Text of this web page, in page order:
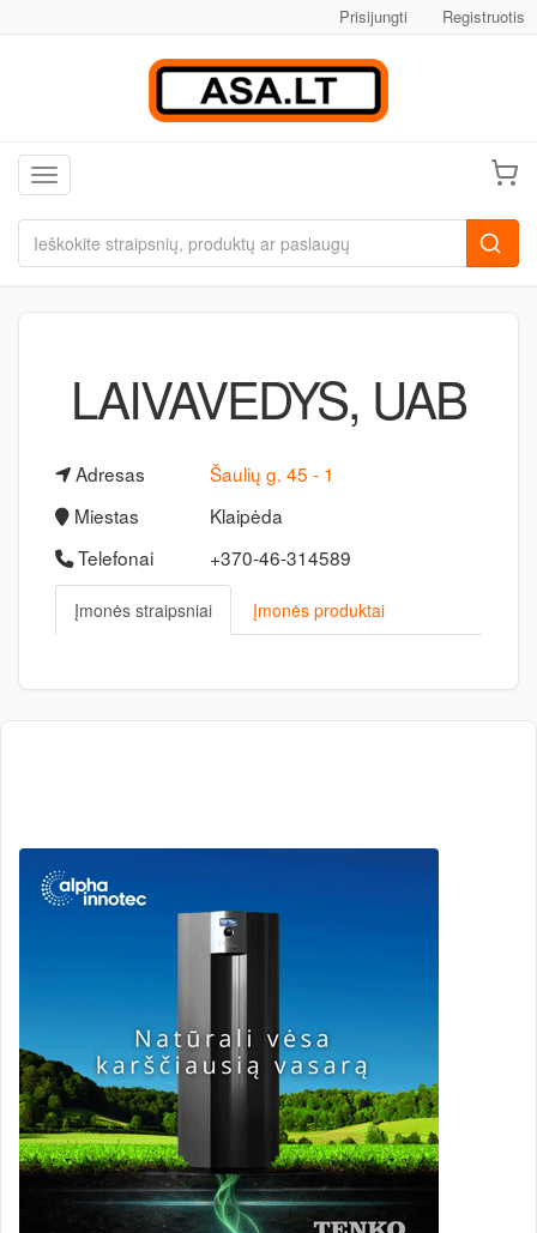
Prisijungti Registruotis
Toggle navigation
LAIVAVEDYS, UAB
Adresas
Šaulių g. 45 - 1
Miestas
Klaipėda
Telefonai
+370-46-314589
Įmonės straipsniai Įmonės produktai